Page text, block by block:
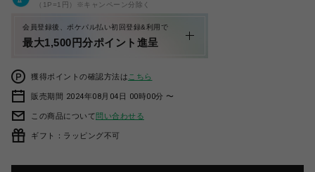
（1P=1円）※キャンペーン分除く
会員登録後、ポケパル払い初回登録&利用で
最大1,500円分ポイント進呈
獲得ポイントの確認方法は こちら
販売期間 2024年08月04日 00時00分 〜
この商品について問い合わせる
ギフト：ラッピング不可